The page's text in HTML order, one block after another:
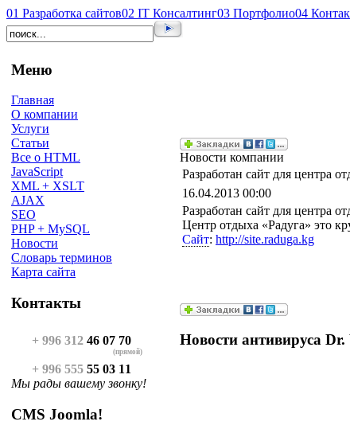
01 Разработка сайтов02 IT Консалтинг03 Портфолио04
Меню
Главная
О компании
Услуги
Статьи
Все о HTML
JavaScript
XML + XSLT
AJAX
SEO
PHP + MySQL
Новости
Словарь терминов
Карта сайта
Контакты
+ 996 312 46 07 70
(прямой)
+ 996 555 55 03 11
Мы рады вашему звонку!
CMS Joomla!
Новости компании
Разработан сайт для центра
16.04.2013 00:00
Разработан сайт для центра
Центр отдыха «Радуга» это
Сайт: http://site.raduga.kg
Новости антивируса Dr.